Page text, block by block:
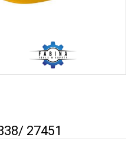
27451